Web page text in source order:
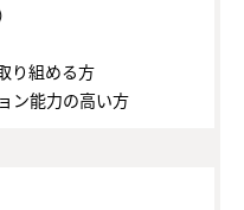
り組める方
ン能力の高い方